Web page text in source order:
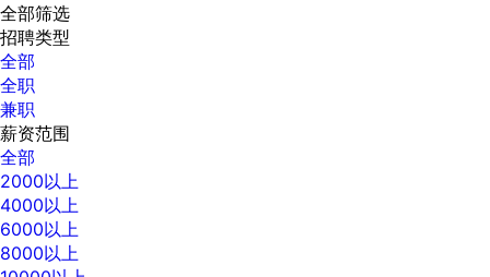
全部筛选
招聘类型
全部
全职
兼职
薪资范围
全部
2000以上
4000以上
6000以上
8000以上